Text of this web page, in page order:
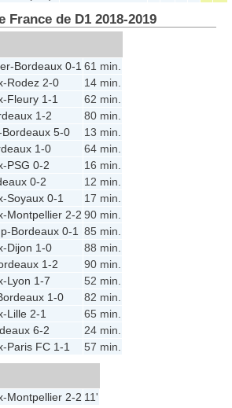
France de D1 2018-2019
-Bordeaux 0-1 61 min.
-Rodez 2-0
14 min.
-Fleury 1-1
62 min.
1-2
80 min.
Bordeaux 5-0
13 min.
1-0
64 min.
-PSG 0-2
16 min.
0-2
12 min.
-Soyaux 0-1
17 min.
-Montpellier 2-2 90 min.
-Bordeaux 0-1
85 min.
-Dijon 1-0
88 min.
1-2
90 min.
-Lyon 1-7
52 min.
1-0
82 min.
-Lille 2-1
65 min.
6-2
24 min.
-Paris FC 1-1 57 min.
-Montpellier 2-2 11'